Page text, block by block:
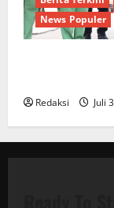
News Populer
Redaksi Juli